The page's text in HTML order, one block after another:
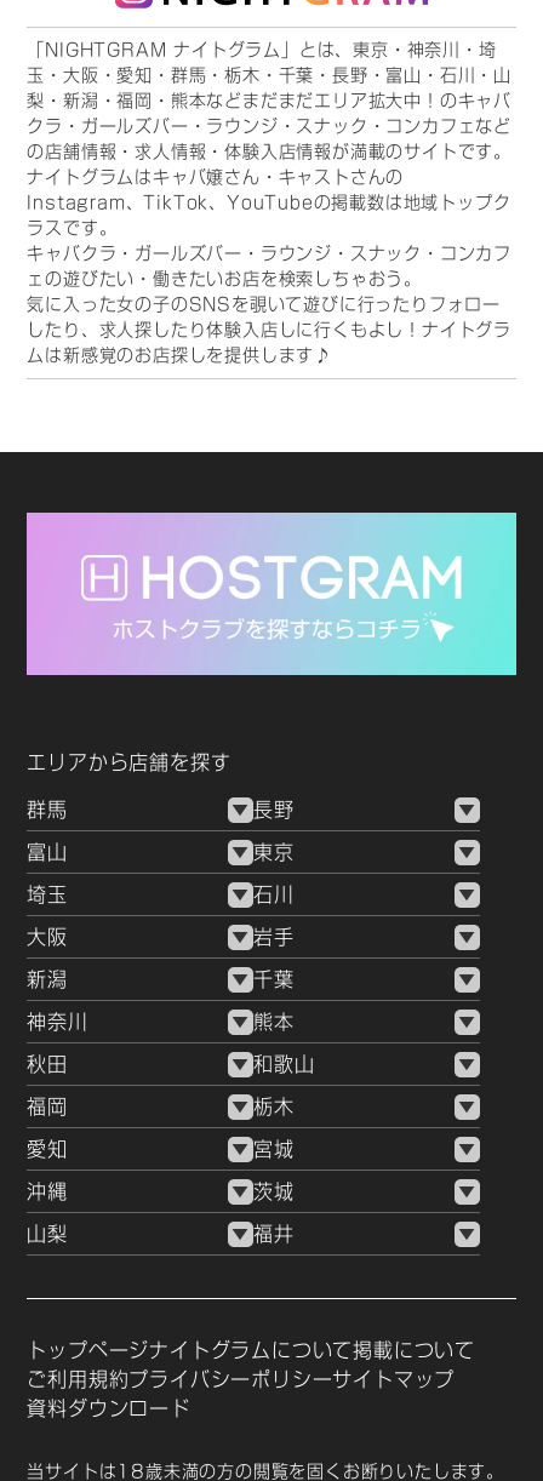
「NIGHTGRAM ナイトグラム」とは、東京・神奈川・埼
玉・大阪・愛知・群馬・栃木・千葉・長野・富山・石川・山
梨・新潟・福岡・熊本などまだまだエリア拡大中！のキャバ
クラ・ガールズバー・ラウンジ・スナック・コンカフェなど
の店舗情報・求人情報・体験入店情報が満載のサイトです。
ナイトグラムはキャバ嬢さん・キャストさんの
Instagram、TikTok、YouTubeの掲載数は地域トップク
ラスです。
キャバクラ・ガールズバー・ラウンジ・スナック・コンカフ
ェの遊びたい・働きたいお店を検索しちゃおう。
気に入った女の子のSNSを覗いて遊びに行ったりフォロー
したり、求人探したり体験入店しに行くもよし！ナイトグラ
ムは新感覚のお店探しを提供します♪
エリアから店舗を探す
群馬 長野
富山 東京
埼玉 石川
大阪 岩手
新潟 千葉
神奈川 熊本
秋田 和歌山
福岡 栃木
愛知 宮城
沖縄 茨城
山梨 福井
トップページナイトグラムについて掲載について
ご利用規約プライバシーポリシーサイトマップ
資料ダウンロード
当サイトは18歳未満の方の閲覧を固くお断りいたします。